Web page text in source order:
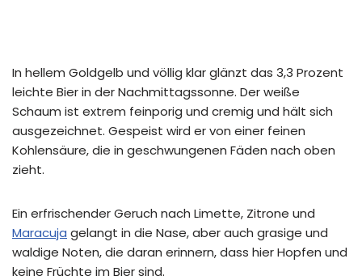
In hellem Goldgelb und völlig klar glänzt das 3,3 Prozent
leichte Bier in der Nachmittagssonne. Der weiße
Schaum ist extrem feinporig und cremig und hält sich
ausgezeichnet. Gespeist wird er von einer feinen
Kohlensäure, die in geschwungenen Fäden nach oben
zieht.
Ein erfrischender Geruch nach Limette, Zitrone und
Maracuja gelangt in die Nase, aber auch grasige und
waldige Noten, die daran erinnern, dass hier Hopfen und
keine Früchte im Bier sind.